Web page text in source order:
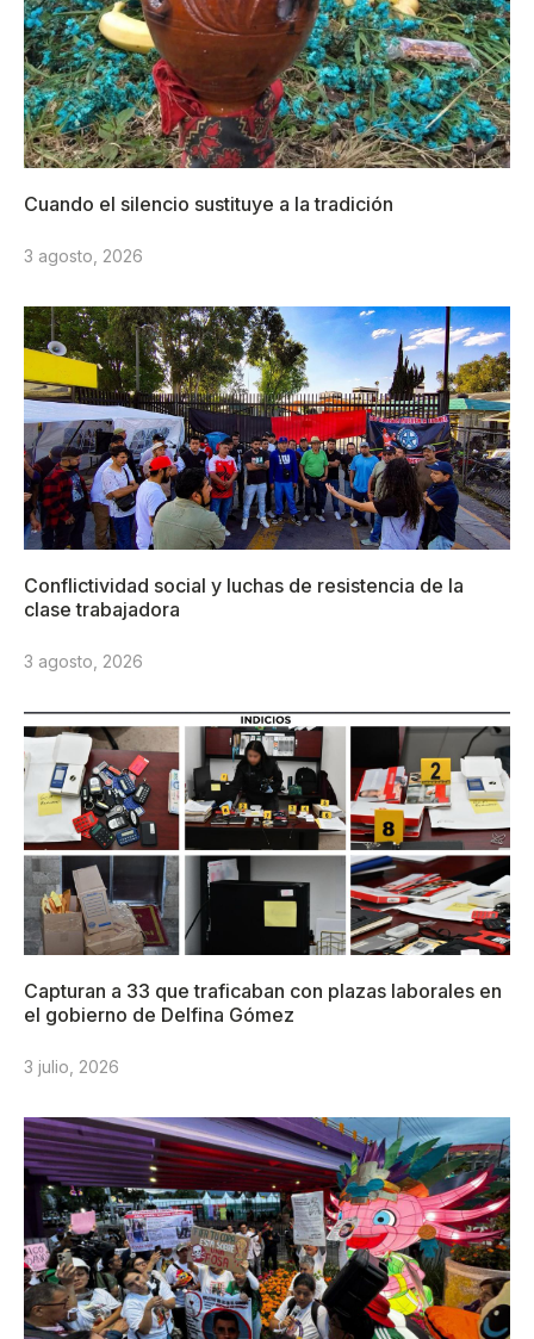
Cuando el silencio sustituye a la tradición
3 agosto, 2026
Conflictividad social y luchas de resistencia de la
clase trabajadora
3 agosto, 2026
Capturan a 33 que traficaban con plazas laborales en
el gobierno de Delfina Gómez
3 julio, 2026